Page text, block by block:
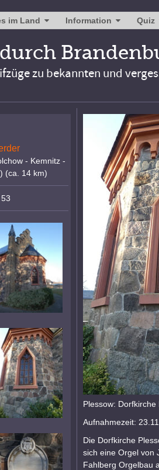
im Land Information Quiz
zu bekannten und
Plessow: Dorfkirche
Aufnahmezeit:
Die Dorfkirche
sich eine Orgel von
Fahlberg Orgelbau
- Kemnitz -
(ca. 14 km)